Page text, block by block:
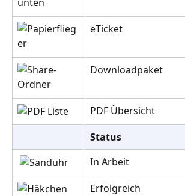
eTicket
Downloadpaket
PDF Übersicht
Status
In Arbeit
Erfolgreich